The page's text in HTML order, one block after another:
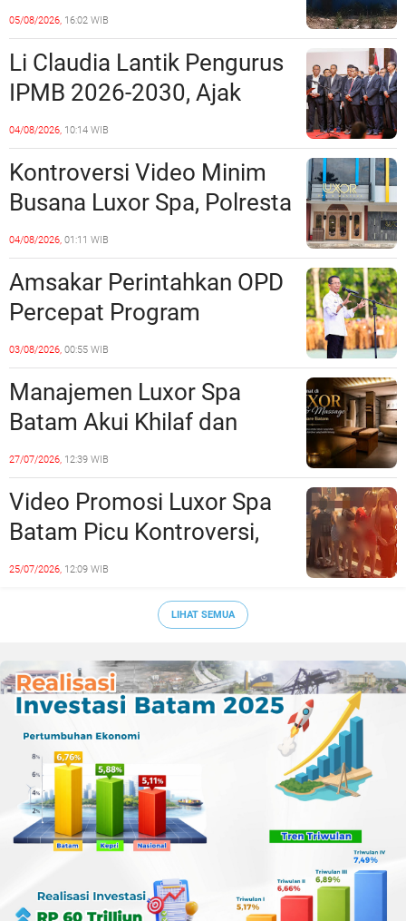
Penipuan Kavling Hingga
Miliaran Rupiah, Laporan ke
Polda Kepri Jalan di
Tempat?
05/08/2026, 16:02 WIB
Li Claudia Lantik Pengurus
IPMB 2026-2030, Ajak
Perkuat Kerukunan dan
Sinergi dengan Pemko
Batam
04/08/2026, 10:14 WIB
Kontroversi Video Minim
Busana Luxor Spa, Polresta
Barelang Usut Tuntas
Unsur Pelanggaran Hukum
04/08/2026, 01:11 WIB
Amsakar Perintahkan OPD
Percepat Program
Prioritas, Targetkan
Realisasi Pembangunan
Lampaui 50 Persen
03/08/2026, 00:55 WIB
Manajemen Luxor Spa
Batam Akui Khilaf dan
Minta Maaf, Konten
Langsung Di-Takedown
27/07/2026, 12:39 WIB
Video Promosi Luxor Spa
Batam Picu Kontroversi,
Dinilai Bermuatan Sensual
25/07/2026, 12:09 WIB
LIHAT SEMUA